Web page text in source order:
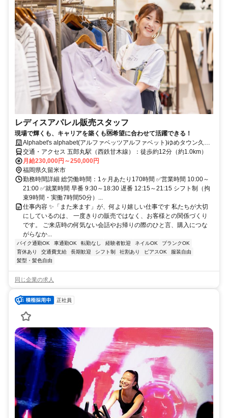
レディスアパレル販売スタッフ
現場で輝くも、キャリアを築くも🆗希望に合わせて活躍できる！
Alphabet's alphabet(アルファベッツアルファベット)ゆめタウン久留
米店
交通・アクセス 五郎丸駅（西鉄甘木線）：徒歩約12分（約1.0km）
月給230,000円～250,000円
福岡県久留米市
勤務時間詳細 総労働時間：1ヶ月あたり170時間 ✅営業時間 10:00～
21:00 ✅就業時間 早番 9:30～18:30 遅番 12:15～21:15 シフト制（拘
束9時間・実働7時間50分）...
仕事内容 ✨「また来ます」が、何より嬉しい仕事です 私たちが大切
にしているのは、 一度きりの販売ではなく、お客様との関係づくり
です。 ご来店時の何気ない会話やお帰りの際のひと言、購入につな
がらなか...
バイク通勤OK 車通勤OK 転勤なし 経験者歓迎 ネイルOK
ブランクOK
育休あり
交通費支給 長期歓迎 シフト制 社割あり ピアスOK
服装自由
髪型・髪色自由
同じ企業の求人
正社員